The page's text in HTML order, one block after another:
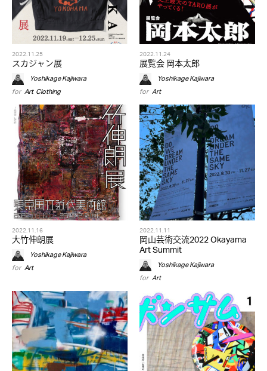
2022.11.25
スカジャン展
Yoshikage Kajiwara
for Art,Clothing
2022.11.24
展覧会 岡本太郎
Yoshikage Kajiwara
for Art
2022.11.16
大竹伸朗展
Yoshikage Kajiwara
for Art
2022.11.11
岡山芸術交流2022 Okayama
Art Summit
Yoshikage Kajiwara
for Art